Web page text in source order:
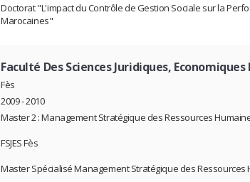
Doctorat "L'impact du Contrôle de Gestion Sociale sur la
Marocaines"
Faculté Des Sciences Juridiques, Economiques
Fès
2009 - 2010
Master 2 : Management Stratégique des Ressources
FSJES Fès
Master Spécialisé Management Stratégique des Ressources